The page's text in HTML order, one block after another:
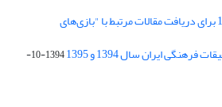
فراخوان تابستان سال 1395 برای دریافت مقالات مرتبط با "بازی‌های
ایران سال 1394 و 1395
1394-10-